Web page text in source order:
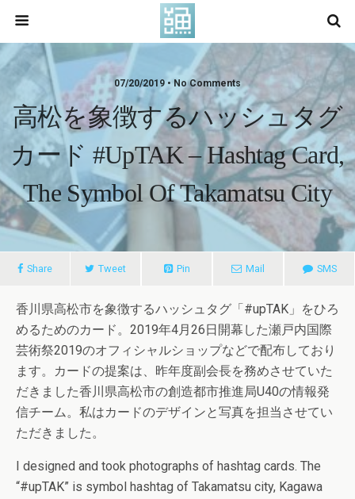
07/20/2019 • No Comments
高松を象徴するハッシュタグ
カード #upTAK – Hashtag Card,
The Symbol Of Takamatsu City
Share Tweet Pin Mail SMS
香川県高松市を象徴するハッシュタグ「#upTAK」をひろ
めるためのカード。2019年4月26日開幕した瀬戸内国際
芸術祭2019のオフィシャルショップなどで配布しており
ます。カードの提案は、昨年度副会長を務めさせていた
だきました香川県高松市の創造都市推進局U40の情報発
信チーム。私はカードのデザインと写真を担当させてい
ただきました。
I designed and took photographs of hashtag cards. The
“#upTAK” is symbol hashtag of Takamatsu city, Kagawa